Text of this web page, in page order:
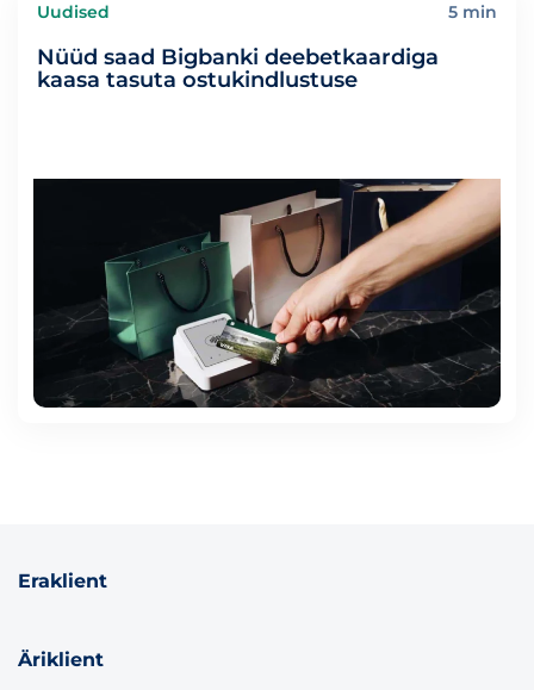
Uudised 5 min
Nüüd saad Bigbanki deebetkaardiga
kaasa tasuta ostukindlustuse
Eraklient
Äriklient